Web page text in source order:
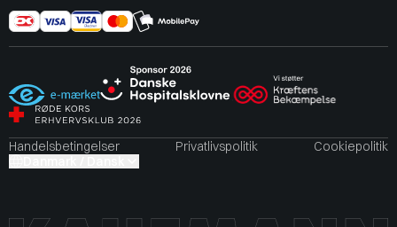
Handelsbetingelser Privatlivspolitik
Cookiepolitik